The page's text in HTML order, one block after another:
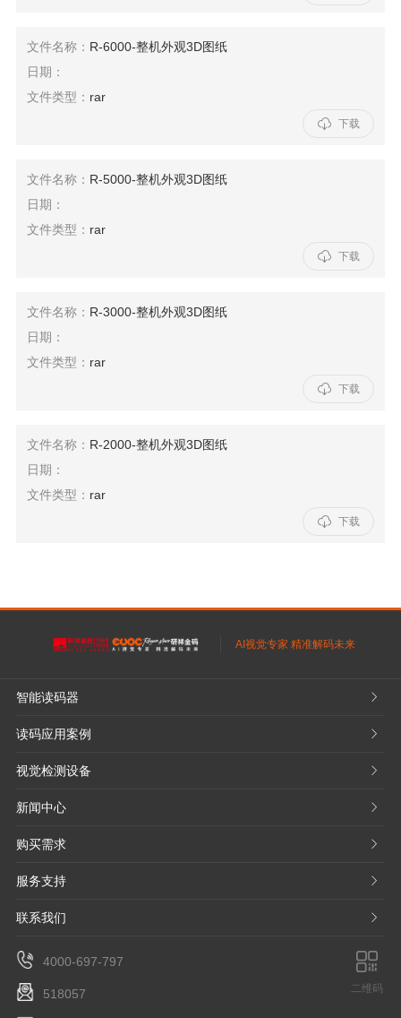
文件名称： R-6000-整机外观3D图纸
日期：
文件类型： rar
 下载
文件名称： R-5000-整机外观3D图纸
日期：
文件类型： rar
 下载
文件名称： R-3000-整机外观3D图纸
日期：
文件类型： rar
 下载
文件名称： R-2000-整机外观3D图纸
日期：
文件类型： rar
 下载
AI视觉专家 精准解码未来
智能读码器 𐃮
读码应用案例 𐃮
视觉检测设备 𐃮
新闻中心 𐃮
购买需求 𐃮
服务支持 𐃮
联系我们 𐃮
4000-697-797
518057 二维码